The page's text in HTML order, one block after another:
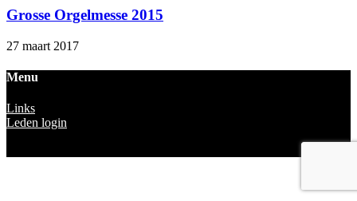
Grosse Orgelmesse 2015
27 maart 2017
Menu
Links
Leden login